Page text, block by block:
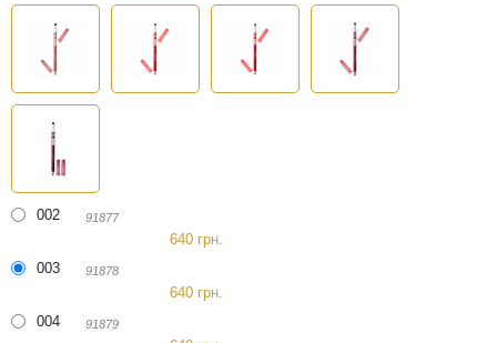
002 91877
640 грн.
003
91878
640 грн.
004
91879